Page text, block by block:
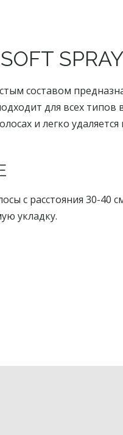
SPRAY
составом
для всех типов
и легко
с расстояния 30-40
укладку.